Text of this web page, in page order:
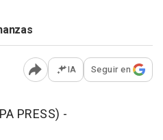
Abrir opciones para
IA Seguir en
PRESS) -